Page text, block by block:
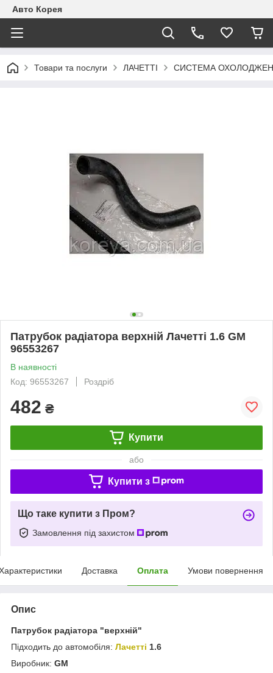
Авто Корея
Товари та послуги ЛАЧЕТТІ СИСТЕМА
Патрубок радіатора верхній Лачетті 1.6 GM
96553267
В наявності
Код: 96553267
Роздріб
482 ₴
Купити
або
Купити з
Що таке купити з Пром?
Замовлення під захистом
Доставка Оплата Умови повернення
Опис
Патрубок радіатора "верхній"
Підходить до автомобіля: Лачетті 1.6
Виробник: GM